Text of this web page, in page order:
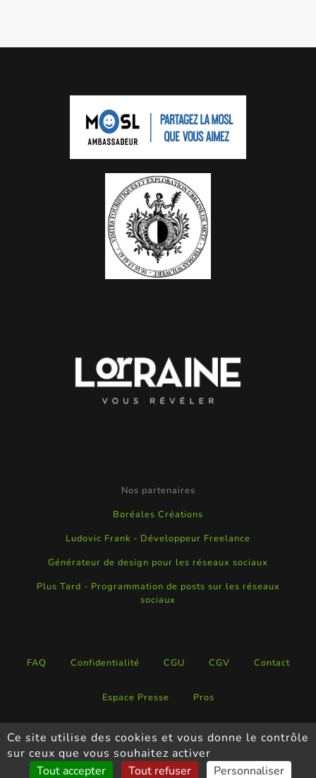
Ce site utilise des cookies et vous donne le contrôle
sur ceux que vous souhaitez activer
Tout accepter
Tout refuser Personnaliser
Nos partenaires
Boréales Créations
Ludovic Frank - Développeur Freelance
Générateur de design pour les réseaux sociaux
Plus Tard - Programmation de posts sur les réseaux
sociaux
FAQ Confidentialité CGU CGV Contact
Espace Presse Pros
Copyright ©Neartrip-2026